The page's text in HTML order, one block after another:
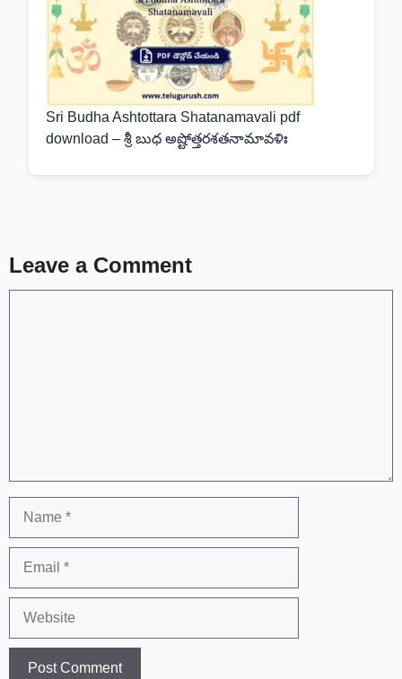
Sri Budha Ashtottara Shatanamavali pdf
download – శ్రీ బుధ అష్టోత్తరశతనామావళిః
Leave a Comment